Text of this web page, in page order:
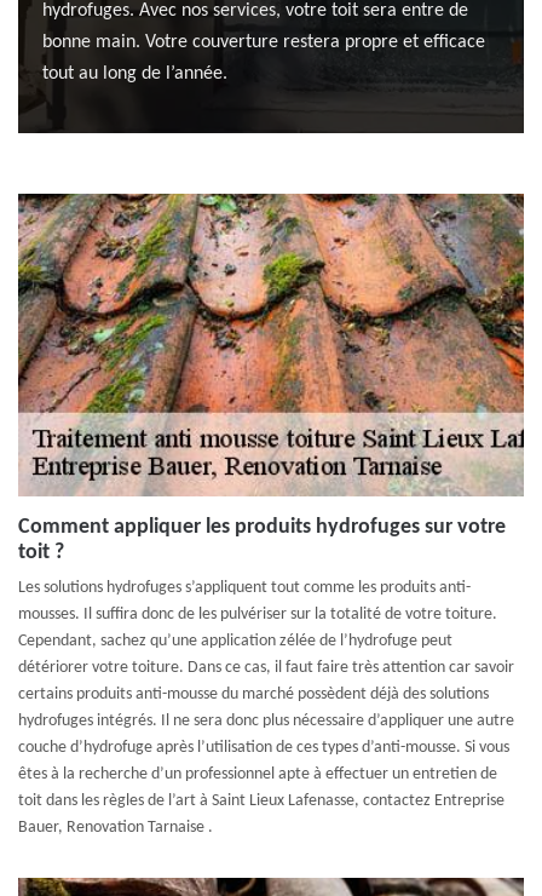
hydrofuges. Avec nos services, votre toit sera entre de
bonne main. Votre couverture restera propre et efficace
tout au long de l’année.
Comment appliquer les produits hydrofuges sur votre
toit ?
Les solutions hydrofuges s’appliquent tout comme les produits anti-
mousses. Il suffira donc de les pulvériser sur la totalité de votre toiture.
Cependant, sachez qu’une application zélée de l’hydrofuge peut
détériorer votre toiture. Dans ce cas, il faut faire très attention car savoir
certains produits anti-mousse du marché possèdent déjà des solutions
hydrofuges intégrés. Il ne sera donc plus nécessaire d’appliquer une autre
couche d’hydrofuge après l’utilisation de ces types d’anti-mousse. Si vous
êtes à la recherche d’un professionnel apte à effectuer un entretien de
toit dans les règles de l’art à Saint Lieux Lafenasse, contactez Entreprise
Bauer, Renovation Tarnaise .